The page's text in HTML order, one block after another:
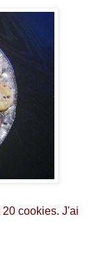
cookies. J'ai